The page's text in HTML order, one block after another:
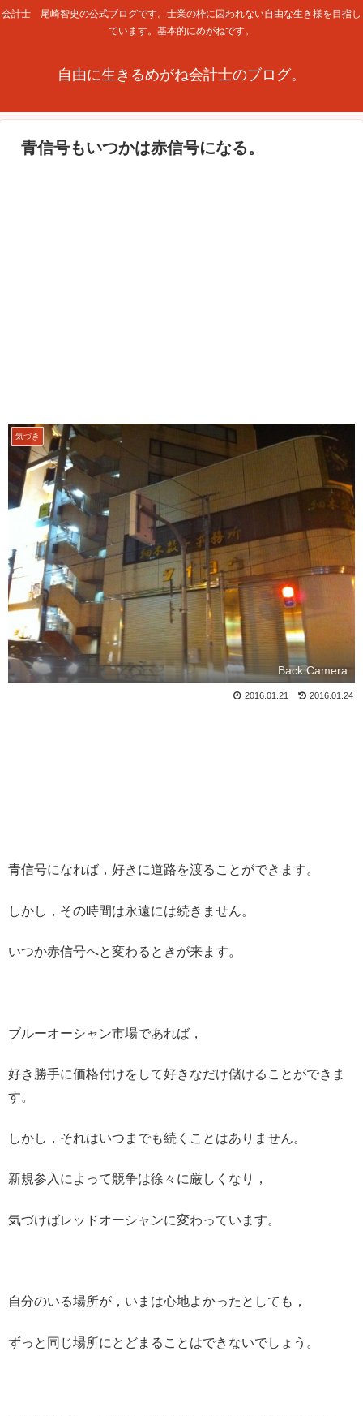
会計士 尾崎智史の公式ブログです。士業の枠に囚われない自由な生き様を目指し
ています。基本的にめがねです。
自由に生きるめがね会計士のブログ。
青信号もいつかは赤信号になる。
気づき
Back Camera
2016.01.24
2016.01.21
青信号になれば，好きに道路を渡ることができます。
しかし，その時間は永遠には続きません。
いつか赤信号へと変わるときが来ます。
ブルーオーシャン市場であれば，
好き勝手に価格付けをして好きなだけ儲けることができま
す。
しかし，それはいつまでも続くことはありません。
新規参入によって競争は徐々に厳しくなり，
気づけばレッドオーシャンに変わっています。
自分のいる場所が，いまは心地よかったとしても，
ずっと同じ場所にとどまることはできないでしょう。